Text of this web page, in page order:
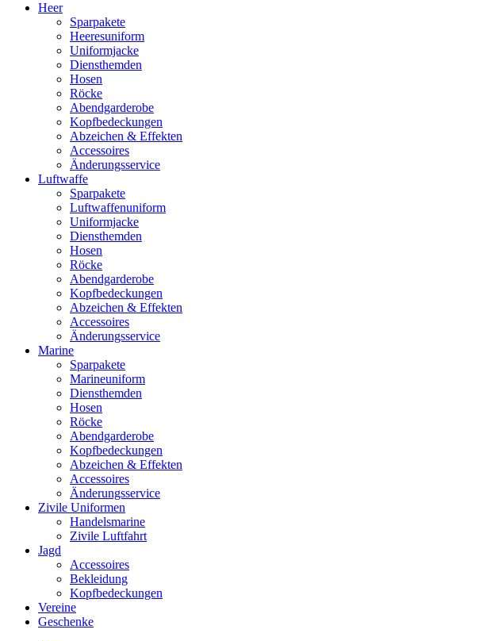
Heer
Sparpakete
Heeresuniform
Uniformjacke
Diensthemden
Hosen
Röcke
Abendgarderobe
Kopfbedeckungen
Abzeichen & Effekten
Accessoires
Änderungsservice
Luftwaffe
Sparpakete
Luftwaffenuniform
Uniformjacke
Diensthemden
Hosen
Röcke
Abendgarderobe
Kopfbedeckungen
Abzeichen & Effekten
Accessoires
Änderungsservice
Marine
Sparpakete
Marineuniform
Diensthemden
Hosen
Röcke
Abendgarderobe
Kopfbedeckungen
Abzeichen & Effekten
Accessoires
Änderungsservice
Zivile Uniformen
Handelsmarine
Zivile Luftfahrt
Jagd
Accessoires
Bekleidung
Kopfbedeckungen
Vereine
Geschenke